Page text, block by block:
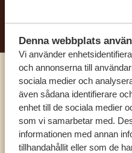
Denna webbplats
Vi använder
och annonserna till
sociala medier och
även sådana identifierare
enhet till de sociala medier
som vi samarbetar med.
informationen med annan
tillhandahållit eller som de
Ring en av
VÅRA